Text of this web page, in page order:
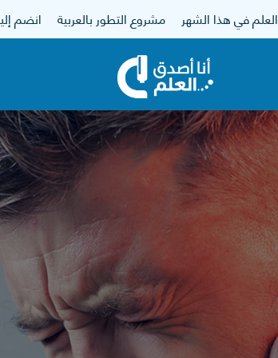
العلم في هذا الشهر مشروع التطور بالعربية انضم